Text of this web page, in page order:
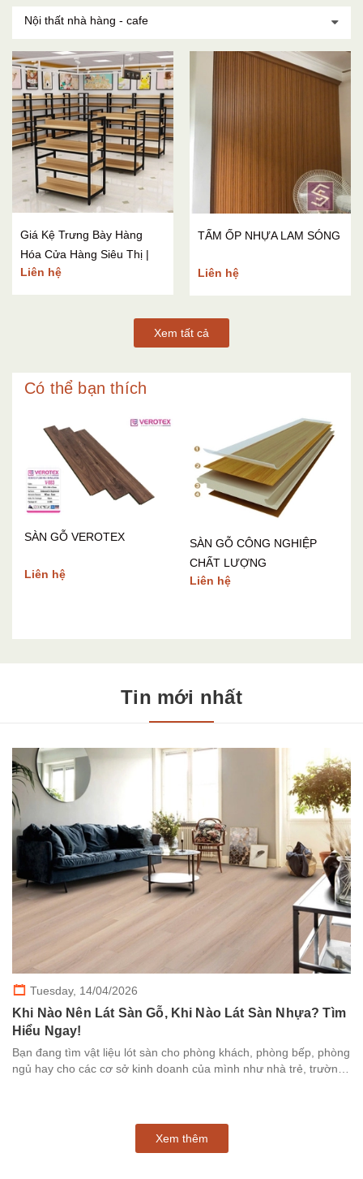
Nội thất nhà hàng - cafe
Giá Kệ Trưng Bày Hàng
Hóa Cửa Hàng Siêu Thị |
Xưởng Sản Xuất Tại Hà Nội
Liên hệ
TẤM ỐP NHỰA LAM SÓNG
Liên hệ
Xem tất cả
Có thể bạn thích
SÀN GỖ VEROTEX
Liên hệ
SÀN GỖ CÔNG NGHIỆP
CHẤT LƯỢNG
Liên hệ
Tin mới nhất
Tuesday, 14/04/2026
Khi Nào Nên Lát Sàn Gỗ, Khi Nào Lát Sàn Nhựa? Tìm
Hiểu Ngay!
Bạn đang tìm vật liệu lót sàn cho phòng khách, phòng bếp, phòng
ngủ hay cho các cơ sở kinh doanh của mình như nhà trẻ, trường
Xem thêm